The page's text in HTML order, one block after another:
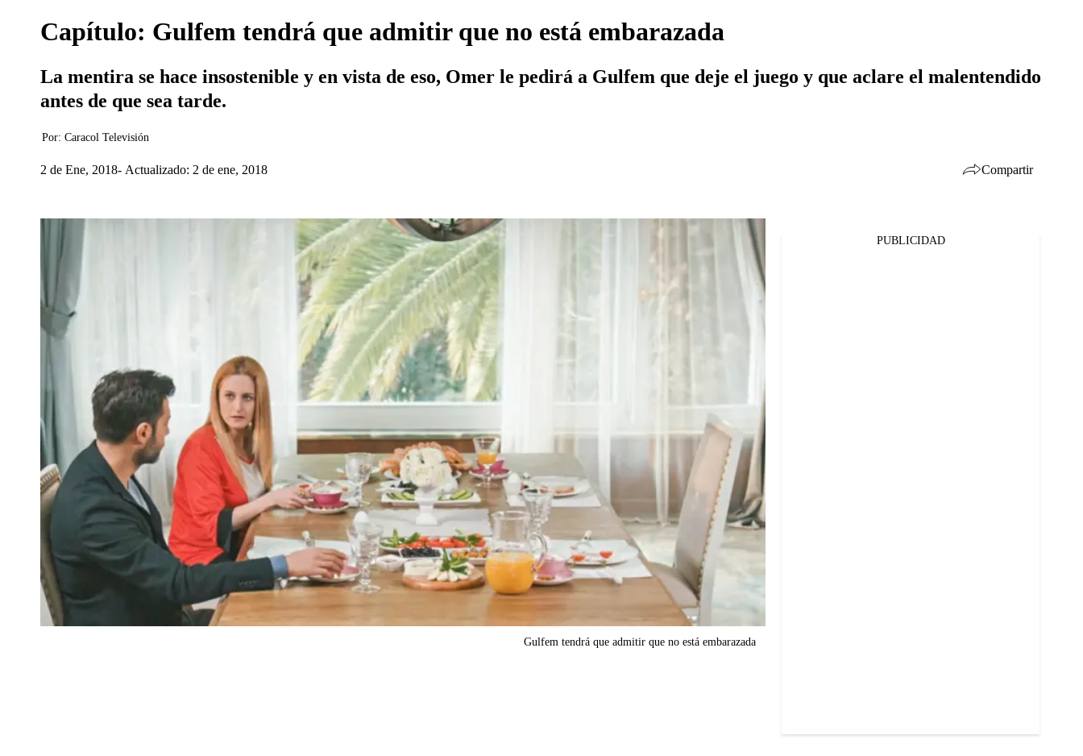
Capítulo: Gulfem tendrá que admitir que no está embarazada
La mentira se hace insostenible y en vista de eso, Omer le pedirá a Gulfem que deje el juego y que aclare el malentendido
antes de que sea tarde.
Por: Caracol Televisión
2 de Ene, 2018 Actualizado: 2 de ene, 2018 Compartir
Twitter
Whatsapp
Gulfem tendrá que admitir que no está embarazada
PUBLICIDAD